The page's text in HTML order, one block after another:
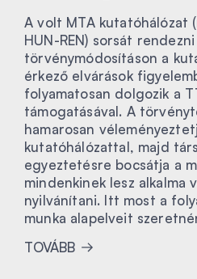
A volt MTA kutatóhálózat
HUN-REN) sorsát
törvénymódosításon a
érkező elvárások
folyamatosan dolgozik a
támogatásával. A
hamarosan
kutatóhálózattal, majd
egyeztetésre bocsátja a
mindenkinek lesz alkalma
nyilvánítani. Itt most a
munka alapelveit
TOVÁBB